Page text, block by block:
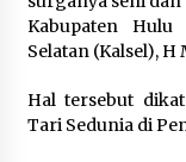
Kabupaten Hulu
Selatan (Kalsel), H
Hal tersebut
Tari Sedunia di